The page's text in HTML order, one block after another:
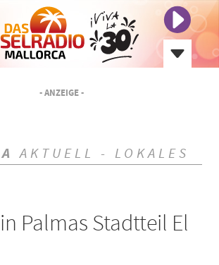
- ANZEIGE -
AKTUELL - LOKALES
Palmas Stadtteil El